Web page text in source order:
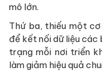
mô lớn.
Thứ ba, thiếu một
để kết nối dữ liệu các
trạng mỗi nơi triển
làm giảm hiệu quả